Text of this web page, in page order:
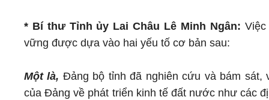
* Bí thư Tỉnh ủy Lai Châu Lê Minh Ngân:
vững được dựa vào hai yếu tố cơ bản sau:
Một là, Đảng bộ tỉnh đã nghiên cứu và bám
của Đảng về phát triển kinh tế đất nước như các